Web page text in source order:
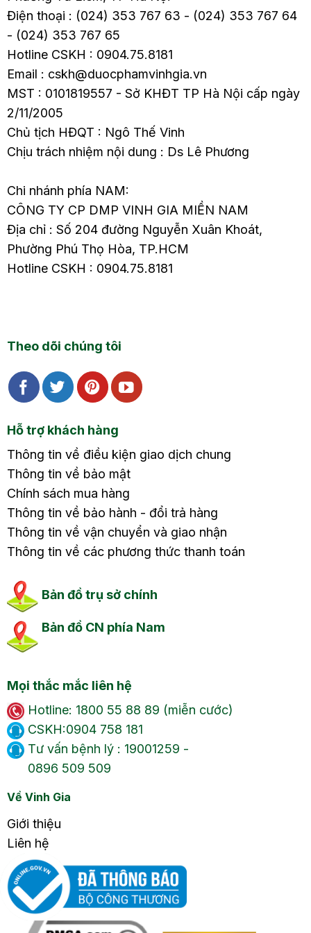
Điện thoại : (024) 353 767 63 - (024) 353 767 64
- (024) 353 767 65
Hotline CSKH : 0904.75.8181
Email : cskh@duocphamvinhgia.vn
MST : 0101819557 - Sở KHĐT TP Hà Nội cấp ngày
2/11/2005
Chủ tịch HĐQT : Ngô Thế Vinh
Chịu trách nhiệm nội dung : Ds Lê Phương
Chi nhánh phía NAM:
CÔNG TY CP DMP VINH GIA MIỀN NAM
Địa chỉ : Số 204 đường Nguyễn Xuân Khoát,
Phường Phú Thọ Hòa, TP.HCM
Hotline CSKH : 0904.75.8181
Theo dõi chúng tôi
Hỗ trợ khách hàng
Thông tin về điều kiện giao dịch chung
Thông tin về bảo mật
Chính sách mua hàng
Thông tin về bảo hành - đổi trả hàng
Thông tin về vận chuyển và giao nhận
Thông tin về các phương thức thanh toán
Bản đồ trụ sở chính
Bản đồ CN phía Nam
Mọi thắc mắc liên hệ
Hotline: 1800 55 88 89 (miễn cước)
CSKH:0904 758 181
Tư vấn bệnh lý : 19001259 -
0896 509 509
Về Vinh Gia
Giới thiệu
Liên hệ